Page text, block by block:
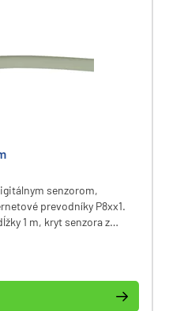
senzorom,
prevodníky P8xx1.
1 m, kryt senzora z